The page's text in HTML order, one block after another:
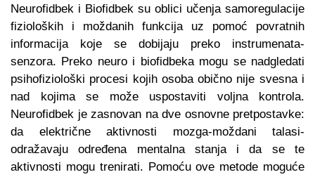
Neurofidbek i Biofidbek su oblici učenja samoregulacije
fizioloških i moždanih funkcija uz pomoć povratnih
informacija koje se dobijaju preko instrumenata-
senzora. Preko neuro i biofidbeka mogu se nadgledati
psihofiziološki procesi kojih osoba obično nije svesna i
nad kojima se može uspostaviti voljna kontrola.
Neurofidbek je zasnovan na dve osnovne pretpostavke:
da električne aktivnosti mozga-moždani talasi-
odražavaju određena mentalna stanja i da se te
aktivnosti mogu trenirati. Pomoću ove metode moguće